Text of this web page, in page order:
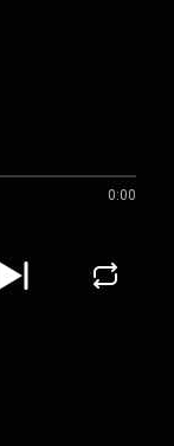
0:00